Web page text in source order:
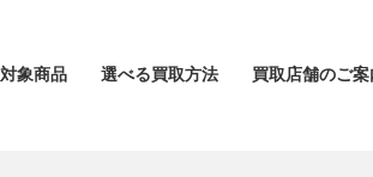
象商品 選べる買取方法 買取店舗のご案